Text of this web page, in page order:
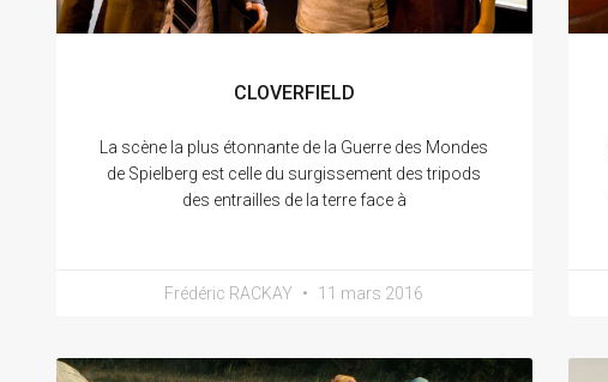
CLOVERFIELD
La scène la plus étonnante de la Guerre des Mondes
de Spielberg est celle du surgissement des tripods
des entrailles de la terre face à
Frédéric RACKAY 11 mars 2016